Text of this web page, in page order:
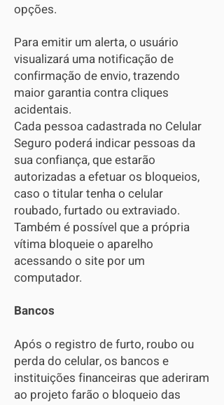
opções.
Para emitir um alerta, o usuário
visualizará uma notificação de
confirmação de envio, trazendo
maior garantia contra cliques
acidentais.
Cada pessoa cadastrada no Celular
Seguro poderá indicar pessoas da
sua confiança, que estarão
autorizadas a efetuar os bloqueios,
caso o titular tenha o celular
roubado, furtado ou extraviado.
Também é possível que a própria
vítima bloqueie o aparelho
acessando o site por um
computador.
Bancos
Após o registro de furto, roubo ou
perda do celular, os bancos e
instituições financeiras que aderiram
ao projeto farão o bloqueio das